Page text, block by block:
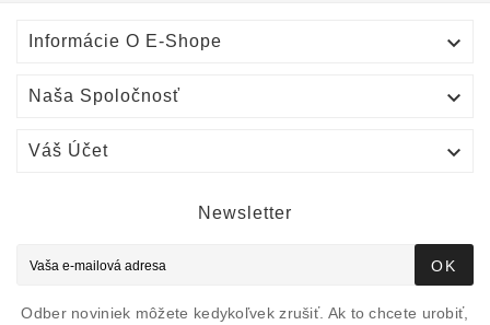
Informácie O E-Shope 
Naša Spoločnosť 
Váš Účet 
Newsletter
OK
Odber noviniek môžete kedykoľvek zrušiť. Ak to chcete urobiť,